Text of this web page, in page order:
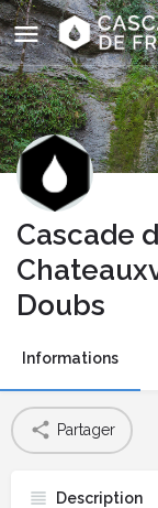
Cascade
Doubs
Informations
Partager
Description